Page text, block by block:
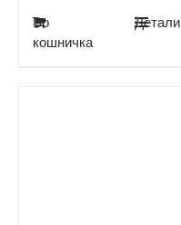
Во
кошничка
Детали